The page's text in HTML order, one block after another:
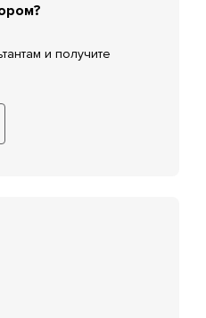
и получите